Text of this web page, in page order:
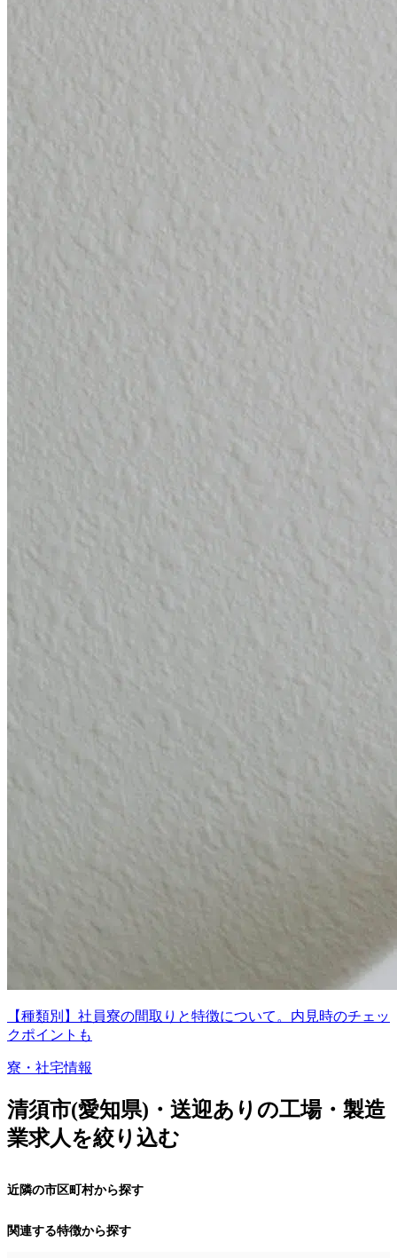
【種類別】社員寮の間取りと特徴について。内見時のチェッ
クポイントも
寮・社宅情報
清須市(愛知県)・送迎ありの工場・製造
業求人を絞り込む
近隣の市区町村から探す
関連する特徴から探す